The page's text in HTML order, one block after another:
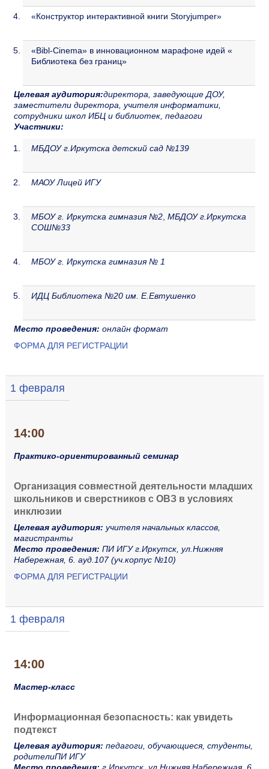
«Конструктор интерактивной книги Storyjumper»
«Bibl-Cinema» в инновационном марафоне идей «
Библиотека без границ»
Целевая аудитория:директора, заведующие ДОУ,
заместители директора, учителя информатики,
сотрудники школ ИБЦ и библиотек, педагоги
Участники:
МБДОУ г.Иркутска детский сад №139
МАОУ Лицей ИГУ
МБОУ г. Иркутска гимназия №2, МБДОУ г.Иркутска
СОШ№33
МБОУ г. Иркутска гимназия № 1
ИДЦ Библиотека №20 им. Е.Евтушенко
Место проведения: онлайн формат
ФОРМА ДЛЯ РЕГИСТРАЦИИ
1 февраля
14:00
Практико-ориентированный семинар
Организация совместной деятельности младших
школьников и сверстников с ОВЗ в условиях
инклюзии
Целевая аудитория: учителя начальных классов,
магистранты
Место проведения: ПИ ИГУ г.Иркутск, ул.Нижняя
Набережная, 6. ауд.107 (уч.корпус №10)
ФОРМА ДЛЯ РЕГИСТРАЦИИ
1 февраля
14:00
Мастер-класс
Информационная безопасность: как увидеть
подтекст
Целевая аудитория: педагоги, обучающиеся, студенты,
родителиПИ ИГУ